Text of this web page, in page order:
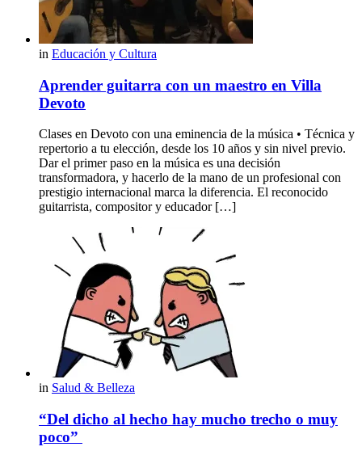
in Educación y Cultura
Aprender guitarra con un maestro en Villa
Devoto
Clases en Devoto con una eminencia de la música • Técnica y
repertorio a tu elección, desde los 10 años y sin nivel previo.
Dar el primer paso en la música es una decisión
transformadora, y hacerlo de la mano de un profesional con
prestigio internacional marca la diferencia. El reconocido
guitarrista, compositor y educador […]
in Salud & Belleza
“Del dicho al hecho hay mucho trecho o muy
poco”